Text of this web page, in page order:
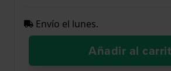
Envío el lunes.
Añadir al